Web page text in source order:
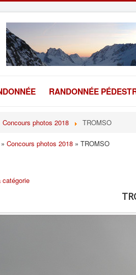
RANDONNÉE
Concours photos 2018 TROMSO
» Concours photos 2018 » TROMSO
catégorie